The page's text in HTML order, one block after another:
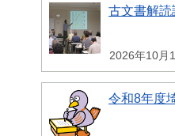
古文書解読
2026年10月
令和8年度